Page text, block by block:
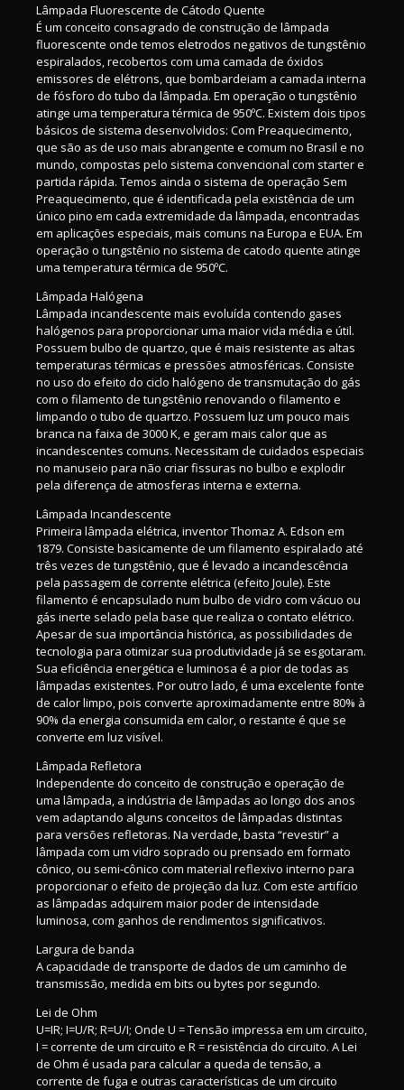
Lâmpada Fluorescente de Cátodo Quente
É um conceito consagrado de construção de lâmpada
fluorescente onde temos eletrodos negativos de tungstênio
espiralados, recobertos com uma camada de óxidos
emissores de elétrons, que bombardeiam a camada interna
de fósforo do tubo da lâmpada. Em operação o tungstênio
atinge uma temperatura térmica de 950ºC. Existem dois tipos
básicos de sistema desenvolvidos: Com Preaquecimento,
que são as de uso mais abrangente e comum no Brasil e no
mundo, compostas pelo sistema convencional com starter e
partida rápida. Temos ainda o sistema de operação Sem
Preaquecimento, que é identificada pela existência de um
único pino em cada extremidade da lâmpada, encontradas
em aplicações especiais, mais comuns na Europa e EUA. Em
operação o tungstênio no sistema de catodo quente atinge
uma temperatura térmica de 950ºC.
Lâmpada Halógena
Lâmpada incandescente mais evoluída contendo gases
halógenos para proporcionar uma maior vida média e útil.
Possuem bulbo de quartzo, que é mais resistente as altas
temperaturas térmicas e pressões atmosféricas. Consiste
no uso do efeito do ciclo halógeno de transmutação do gás
com o filamento de tungstênio renovando o filamento e
limpando o tubo de quartzo. Possuem luz um pouco mais
branca na faixa de 3000 K, e geram mais calor que as
incandescentes comuns. Necessitam de cuidados especiais
no manuseio para não criar fissuras no bulbo e explodir
pela diferença de atmosferas interna e externa.
Lâmpada Incandescente
Primeira lâmpada elétrica, inventor Thomaz A. Edson em
1879. Consiste basicamente de um filamento espiralado até
três vezes de tungstênio, que é levado a incandescência
pela passagem de corrente elétrica (efeito Joule). Este
filamento é encapsulado num bulbo de vidro com vácuo ou
gás inerte selado pela base que realiza o contato elétrico.
Apesar de sua importância histórica, as possibilidades de
tecnologia para otimizar sua produtividade já se esgotaram.
Sua eficiência energética e luminosa é a pior de todas as
lâmpadas existentes. Por outro lado, é uma excelente fonte
de calor limpo, pois converte aproximadamente entre 80% à
90% da energia consumida em calor, o restante é que se
converte em luz visível.
Lâmpada Refletora
Independente do conceito de construção e operação de
uma lâmpada, a indústria de lâmpadas ao longo dos anos
vem adaptando alguns conceitos de lâmpadas distintas
para versões refletoras. Na verdade, basta “revestir” a
lâmpada com um vidro soprado ou prensado em formato
cônico, ou semi-cônico com material reflexivo interno para
proporcionar o efeito de projeção da luz. Com este artifício
as lâmpadas adquirem maior poder de intensidade
luminosa, com ganhos de rendimentos significativos.
Largura de banda
A capacidade de transporte de dados de um caminho de
transmissão, medida em bits ou bytes por segundo.
Lei de Ohm
U=IR; I=U/R; R=U/I; Onde U = Tensão impressa em um circuito,
I = corrente de um circuito e R = resistência do circuito. A Lei
de Ohm é usada para calcular a queda de tensão, a
corrente de fuga e outras características de um circuito